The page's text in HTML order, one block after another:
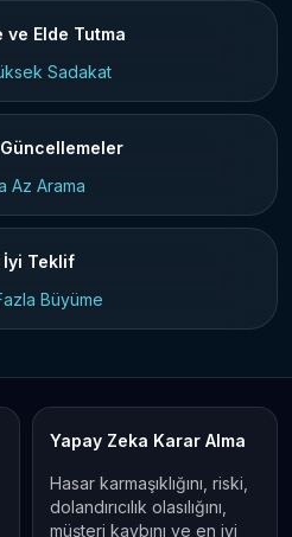
ve Elde Tutma
Sadakat
Az Arama
İyi Teklif
Büyüme
Yapay Zeka Karar Alma
Hasar karmaşıklığını, riski,
dolandırıcılık olasılığını,
müşteri kaybını ve en iyi